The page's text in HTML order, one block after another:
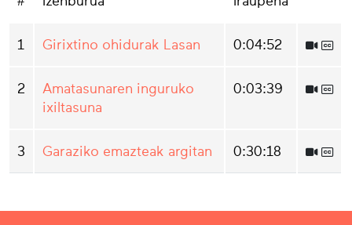
1 Girixtino ohidurak Lasan 0:04:52
2
Amatasunaren inguruko
ixiltasuna
0:03:39
3 Garaziko emazteak argitan 0:30:18